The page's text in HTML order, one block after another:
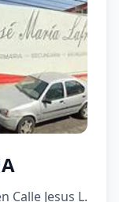
Calle Jesus L.